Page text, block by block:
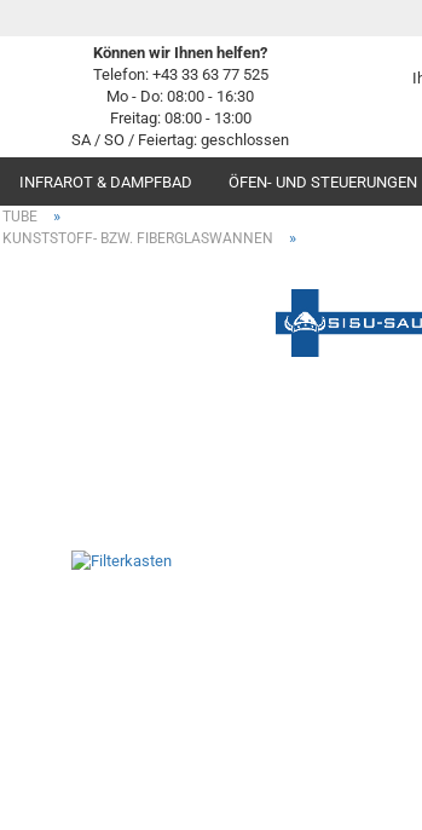
Können wir Ihnen helfen?
Telefon: +43 33 63 77 525
Mo - Do: 08:00 - 16:30
Freitag: 08:00 - 13:00
SA / SO / Feiertag: geschlossen
INFRAROT & DAMPFBAD ÖFEN- UND STEUERUNGEN
»
BZW. FIBERGLASWANNEN »